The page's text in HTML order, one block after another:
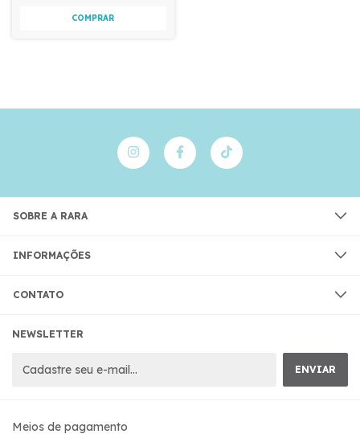
SOBRE A RARA
INFORMAÇÕES
CONTATO
NEWSLETTER
Meios de pagamento